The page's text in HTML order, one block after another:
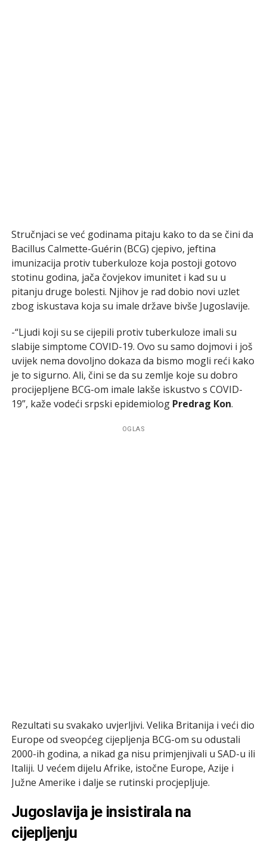
Stručnjaci se već godinama pitaju kako to da se čini da
Bacillus Calmette-Guérin (BCG) cjepivo, jeftina
imunizacija protiv tuberkuloze koja postoji gotovo
stotinu godina, jača čovjekov imunitet i kad su u
pitanju druge bolesti. Njihov je rad dobio novi uzlet
zbog iskustava koja su imale države bivše Jugoslavije.
-“Ljudi koji su se cijepili protiv tuberkuloze imali su
slabije simptome COVID-19. Ovo su samo dojmovi i još
uvijek nema dovoljno dokaza da bismo mogli reći kako
je to sigurno. Ali, čini se da su zemlje koje su dobro
procijepljene BCG-om imale lakše iskustvo s COVID-
19”, kaže vodeći srpski epidemiolog Predrag Kon.
OGLAS
Rezultati su svakako uvjerljivi. Velika Britanija i veći dio
Europe od sveopćeg cijepljenja BCG-om su odustali
2000-ih godina, a nikad ga nisu primjenjivali u SAD-u ili
Italiji. U većem dijelu Afrike, istočne Europe, Azije i
Južne Amerike i dalje se rutinski procjepljuje.
Jugoslavija je insistirala na
cijepljenju